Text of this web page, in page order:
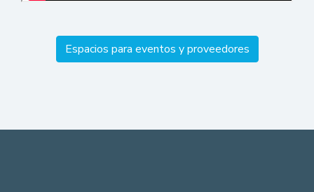
Espacios para eventos y proveedores